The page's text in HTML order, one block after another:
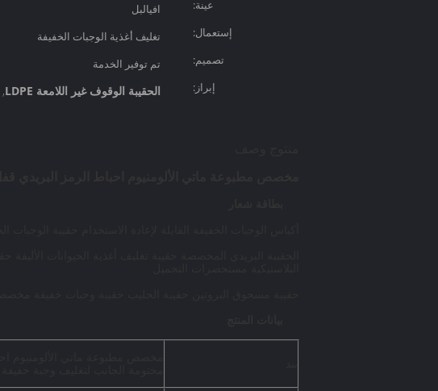
عينة:
افيالبل
إستعمال:
تغليف أغذية الوجبات الخفيفة
تصميم:
تم توفير الخدمة
إبراز:
الحقيبة الوقوف غير اللامعة LDPE ,